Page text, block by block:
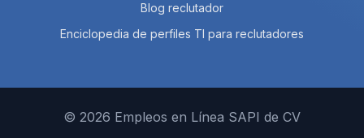
Blog reclutador
Enciclopedia de perfiles TI para reclutadores
© 2026 Empleos en Línea SAPI de CV